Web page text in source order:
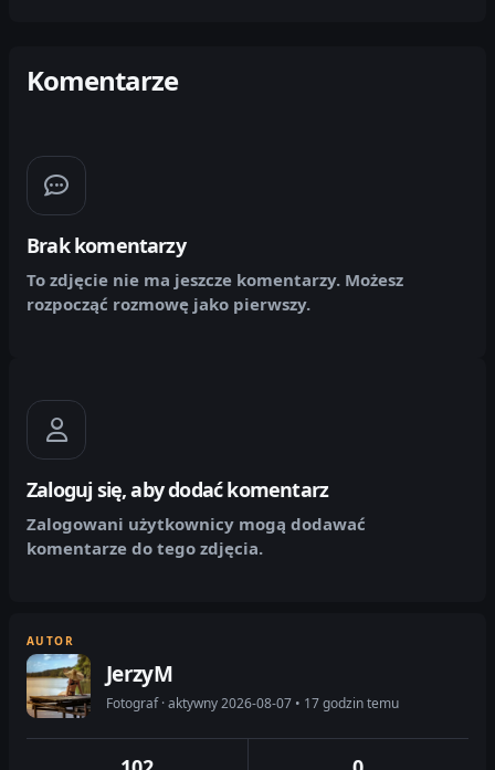
Komentarze
Brak komentarzy
To zdjęcie nie ma jeszcze komentarzy. Możesz
rozpocząć rozmowę jako pierwszy.
Zaloguj się, aby dodać komentarz
Zalogowani użytkownicy mogą dodawać
komentarze do tego zdjęcia.
AUTOR
JerzyM
Fotograf · aktywny 2026-08-07 • 17 godzin temu